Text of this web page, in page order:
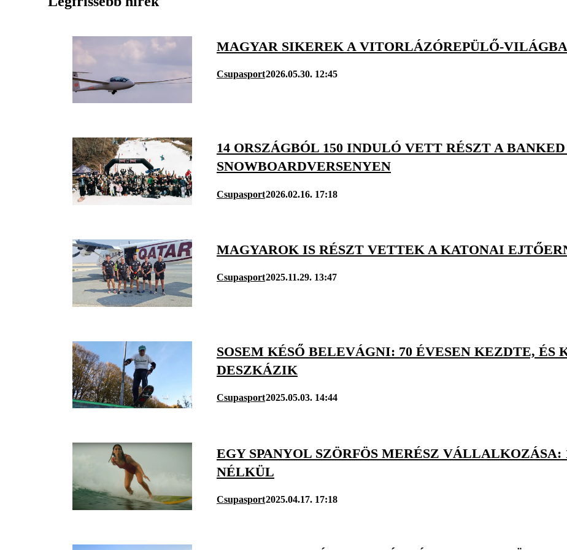
MAGYAR SIKEREK A VITORLÁZÓREPÜLŐ-
Csupasport2026.05.30. 12:45
14 ORSZÁGBÓL 150 INDULÓ VETT RÉSZT A
SNOWBOARDVERSENYEN
Csupasport2026.02.16. 17:18
MAGYAROK IS RÉSZT VETTEK A KATONAI
Csupasport2025.11.29. 13:47
SOSEM KÉSŐ BELEVÁGNI: 70 ÉVESEN KEZDTE, ÉS
DESZKÁZIK
Csupasport2025.05.03. 14:44
EGY SPANYOL SZÖRFÖS MERÉSZ
NÉLKÜL
Csupasport2025.04.17. 17:18